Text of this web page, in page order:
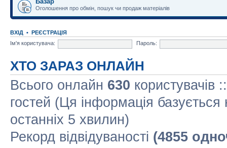
Оголошення про обмін, пошук чи продаж матеріалів
ВХІД • РЕЄСТРАЦІЯ
Ім'я користувача:
Пароль:
ХТО ЗАРАЗ ОНЛАЙН
Всього онлайн 630 користувачів
гостей (Ця інформація базується
останніх 5 хвилин)
Рекорд відвідуваності (4855